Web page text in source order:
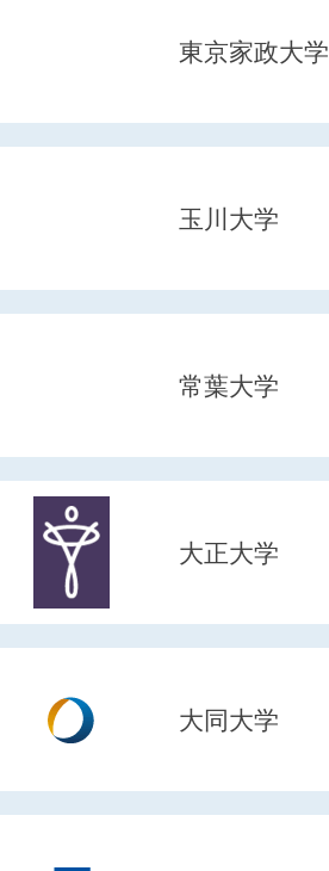
東京家政大学
玉川大学
常葉大学
大正大学
大同大学